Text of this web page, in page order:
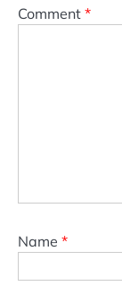
Comment *
Name *